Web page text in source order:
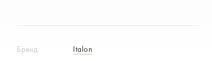
Бренд
Italon